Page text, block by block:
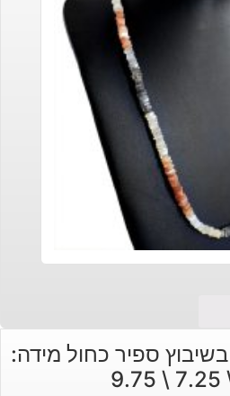
ספיר כחול מידה: